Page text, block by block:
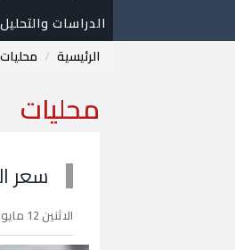
الدراسات والتحليل
الرئيسية
محليات
محليات
سعر
الاثنين 12 مايو 2025 10:04:44